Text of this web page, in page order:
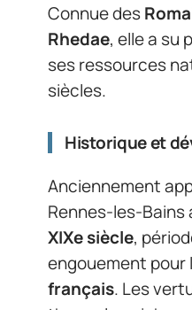
Connue des
Rhedae, elle a su
ses ressources
siècles.
Historique et
Anciennement
Rennes-les-Bains
XIXe siècle,
engouement pour
français. Les